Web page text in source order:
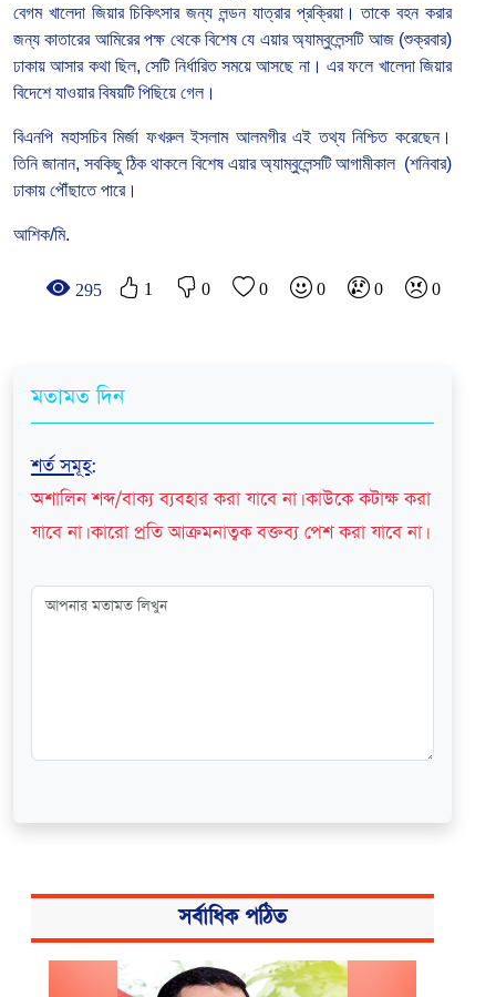
বেগম খালেদা জিয়ার চিকিৎসার জন্য লন্ডন যাত্রার প্রক্রিয়া। তাকে বহন করার
জন্য কাতারের আমিরের পক্ষ থেকে বিশেষ যে এয়ার অ্যাম্বুলেন্সটি আজ (শুক্রবার)
ঢাকায় আসার কথা ছিল, সেটি নির্ধারিত সময়ে আসছে না। এর ফলে খালেদা জিয়ার
বিদেশে যাওয়ার বিষয়টি পিছিয়ে গেল।
বিএনপি মহাসচিব মির্জা ফখরুল ইসলাম আলমগীর এই তথ্য নিশ্চিত করেছেন।
তিনি জানান, সবকিছু ঠিক থাকলে বিশেষ এয়ার অ্যাম্বুলেন্সটি আগামীকাল (শনিবার)
ঢাকায় পৌঁছাতে পারে।
আশিক/মি.
295 1 0 0 0 0 0
মতামত দিন
শর্ত সমূহ:
অশালিন শব্দ/বাক্য ব্যবহার করা যাবে না। কাউকে কটাক্ষ করা
যাবে না। কারো প্রতি আক্রমনাত্বক বক্তব্য পেশ করা যাবে না।
সর্বাধিক পঠিত